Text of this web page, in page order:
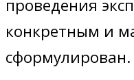
проведения
конкретным и
сформулирован.